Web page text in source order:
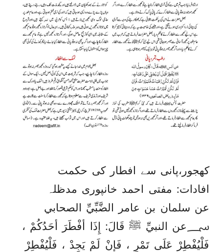
کھجور،پانی سے افطار کی حکمت
افادات: مفتی احمد خانپوری مدظلہ
عن سلمان بن عامر الضَّبِّيِّ الصحابي
؄عن النبيِّ ﷺ قَالَ: إِذَا أفْطَرَ أحَدُكُمْ ،
فَلْيُفْطِرْ عَلَى تَمْرٍ ، فَإنْ لَمْ يَجِدْ ، فَلْيُفْطِرْ